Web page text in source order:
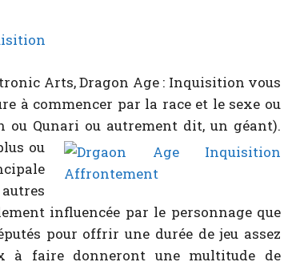
Arts, Dragon Age : Inquisition vous
à commencer par la race et le sexe ou
Qunari ou autrement dit, un géant).
ou
influencée par le personnage que
pour offrir une durée de jeu assez
à faire donneront une multitude de